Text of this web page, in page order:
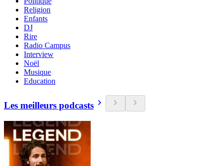
Religion
Enfants
DJ
Rire
Radio Campus
Interview
Noël
Musique
Education
Les meilleurs podcasts